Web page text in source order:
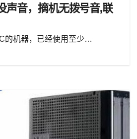
声音，摘机无拨号音,联
的机器，已经使用至少…